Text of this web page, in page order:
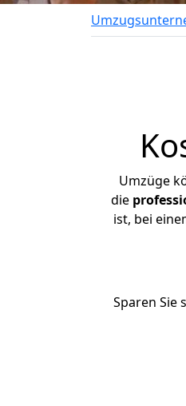
Umzüge
die
ist, bei
Sparen Sie